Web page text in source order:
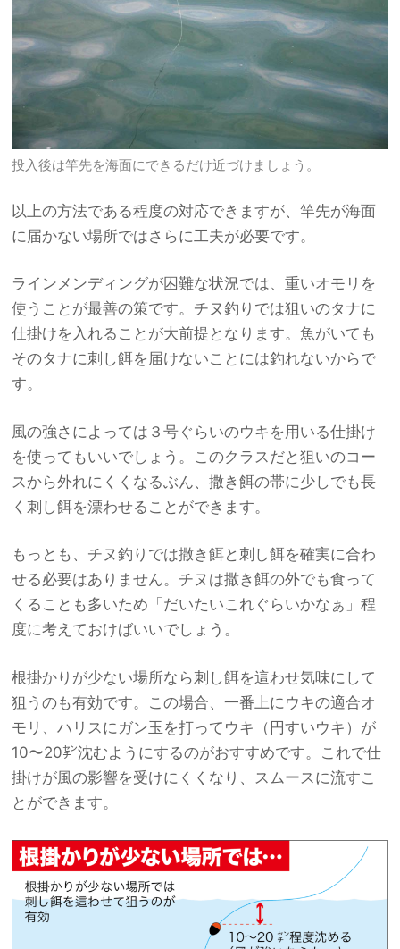
投入後は竿先を海面にできるだけ近づけましょう。
以上の方法である程度の対応できますが、竿先が海面
に届かない場所ではさらに工夫が必要です。
ラインメンディングが困難な状況では、重いオモリを
使うことが最善の策です。チヌ釣りでは狙いのタナに
仕掛けを入れることが大前提となります。魚がいても
そのタナに刺し餌を届けないことには釣れないからで
す。
風の強さによっては３号ぐらいのウキを用いる仕掛け
を使ってもいいでしょう。このクラスだと狙いのコー
スから外れにくくなるぶん、撒き餌の帯に少しでも長
く刺し餌を漂わせることができます。
もっとも、チヌ釣りでは撒き餌と刺し餌を確実に合わ
せる必要はありません。チヌは撒き餌の外でも食って
くることも多いため「だいたいこれぐらいかなぁ」程
度に考えておけばいいでしょう。
根掛かりが少ない場所なら刺し餌を這わせ気味にして
狙うのも有効です。この場合、一番上にウキの適合オ
モリ、ハリスにガン玉を打ってウキ（円すいウキ）が
10〜20㌢沈むようにするのがおすすめです。これで仕
掛けが風の影響を受けにくくなり、スムースに流すこ
とができます。